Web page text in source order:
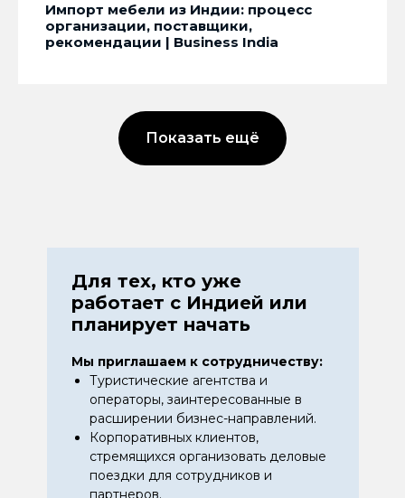
Импорт мебели из Индии: процесс
организации, поставщики,
рекомендации | Business India
Показать ещё
Для тех, кто уже
работает с Индией или
планирует начать
Мы приглашаем к сотрудничеству:
Туристические агентства и
операторы, заинтересованные в
расширении бизнес-направлений.
Корпоративных клиентов,
стремящихся организовать деловые
поездки для сотрудников и
партнеров.